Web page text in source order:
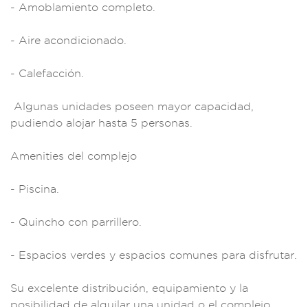
- Amoblamiento comp leto.
- Aire acondicionado.
- Calefacción.
A lgunas unidades poseen mayor capacidad,
pudiendo alojar hasta 5 personas.
Amenities del complejo
- Piscina.
- Quincho con parrillero.
- Espacios verdes y espacios comunes para disfrutar
Su excelente distribución , equipamiento y la
posibilidad de alquilar una unidad o el complejo